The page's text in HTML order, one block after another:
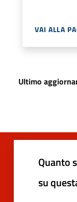
VAI ALLA
Ultimo
Quanto
su